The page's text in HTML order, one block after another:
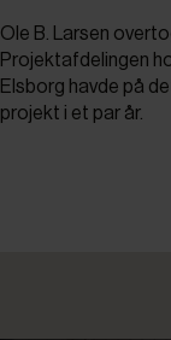
Ole B. Larsen
Projektafdelingen
Elsborg havde på
projekt i et par år.